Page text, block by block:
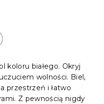
koloru białego. Okryj
wolności. Biel,
przestrzeń i łatwo
Z pewnością nigdy